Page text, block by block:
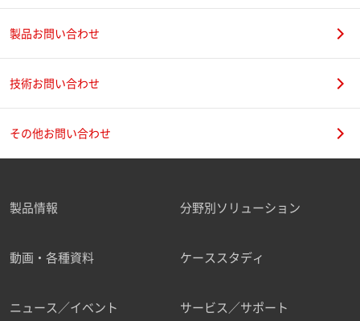
製品お問い合わせ
技術お問い合わせ
その他お問い合わせ
製品情報 分野別ソリューション
動画・各種資料 ケーススタディ
ニュース／イベント サービス／サポート